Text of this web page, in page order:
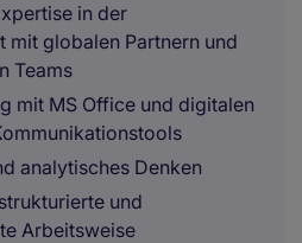
in der
mit globalen Partnern und
Teams
mit MS Office und digitalen
analytisches Denken
und
Arbeitsweise